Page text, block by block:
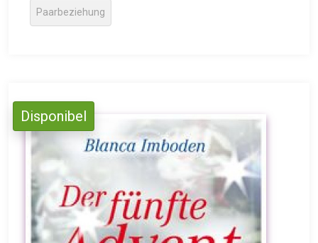
Paarbeziehung
Disponibel